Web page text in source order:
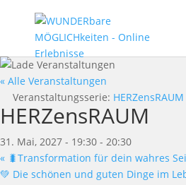
« Alle Veranstaltungen
Veranstaltungsserie: HERZensRAUM
HERZensRAUM
31. Mai, 2027 - 19:30 - 20:30
« 🐛Transformation für dein wahres
💚 Die schönen und guten Dinge im